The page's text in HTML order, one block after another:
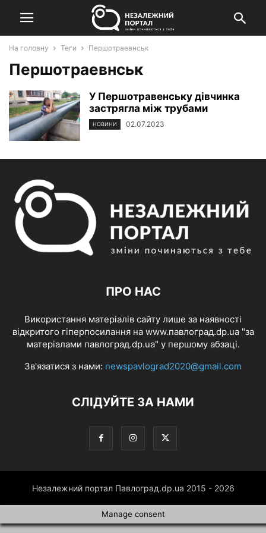
На головну Теги Першотраевнськ
Першотраевнськ
У Першотравенську дівчинка
застрягла між трубами
НОВИНИ 02.07.2023
ПРО НАС
Використання матеріалів сайту лише за наявності
відкритого гіперпосилання на www.павлоград.dp.ua "за
матеріалами павлоград.dp.ua" у першому абзаці.
Зв'язатися з нами: newspavlograd2020@gmail.com
СЛІДУЙТЕ ЗА НАМИ
Незалежний портал Павлоград.dp.ua 2015 - 2026
Manage consent